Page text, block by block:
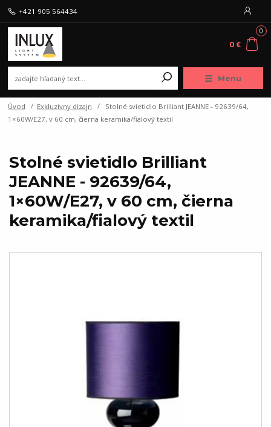
Menu
+421 905 564434
0
0 €
Úvod Exkluzívny dizajn
Stolné svietidlo Brilliant JEANNE - 92639/64,
1×60W/E27, v 60 cm, čierna keramika/fialový textil
Stolné svietidlo Brilliant
JEANNE - 92639/64,
1×60W/E27, v 60 cm, čierna
keramika/fialový textil